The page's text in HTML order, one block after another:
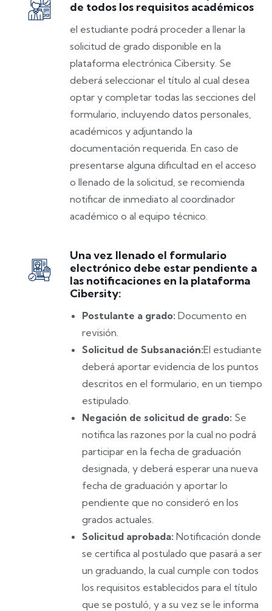
Una vez llenado el formulario
electrónico debe estar pendiente a
las notificaciones en la plataforma
Cibersity:
Postulante a grado: Documento en
revisión.
Solicitud de Subsanación:El estudiante
deberá aportar evidencia de los puntos
descritos en el formulario, en un tiempo
estipulado.
Negación de solicitud de grado: Se
notifica las razones por la cual no podrá
participar en la fecha de graduación
designada, y deberá esperar una nueva
fecha de graduación y aportar lo
pendiente que no consideró en los
grados actuales.
Solicitud aprobada: Notificación donde
se certifica al postulado que pasará a ser
un graduando, la cual cumple con todos
los requisitos establecidos para el título
que se postuló, y a su vez se le informa
de todos los requisitos académicos
el estudiante podrá proceder a llenar la
solicitud de grado disponible en la
plataforma electrónica Cibersity. Se
deberá seleccionar el título al cual desea
optar y completar todas las secciones del
formulario, incluyendo datos personales,
académicos y adjuntando la
documentación requerida. En caso de
presentarse alguna dificultad en el acceso
o llenado de la solicitud, se recomienda
notificar de inmediato al coordinador
académico o al equipo técnico.